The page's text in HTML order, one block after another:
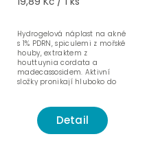
Detail
Hydrogelová náplast na akné
s 1% PDRN, spiculemi z mořské
houby, extraktem z
houttuynia cordata a
madecassosidem. Aktivní
složky pronikají hluboko do